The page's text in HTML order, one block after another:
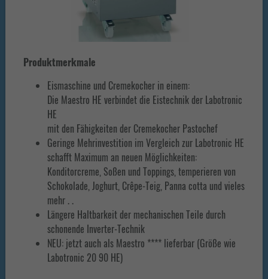
Produktmerkmale
Eismaschine und Cremekocher in einem:
Die Maestro HE verbindet die Eistechnik der Labotronic
HE
mit den Fähigkeiten der Cremekocher Pastochef
Geringe Mehrinvestition im Vergleich zur Labotronic HE
schafft Maximum an neuen Möglichkeiten:
Konditorcreme, Soßen und Toppings, temperieren von
Schokolade, Joghurt, Crêpe-Teig, Panna cotta und vieles
mehr . .
Längere Haltbarkeit der mechanischen Teile durch
schonende Inverter-Technik
NEU: jetzt auch als Maestro **** lieferbar (Größe wie
Labotronic 20 90 HE)